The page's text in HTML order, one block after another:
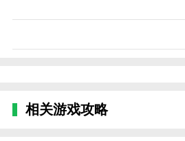
相关游戏攻略